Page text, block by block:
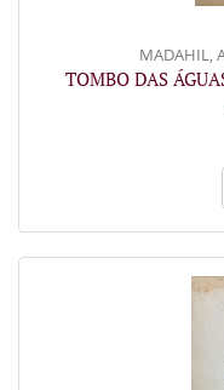
MADAHIL,
TOMBO DAS